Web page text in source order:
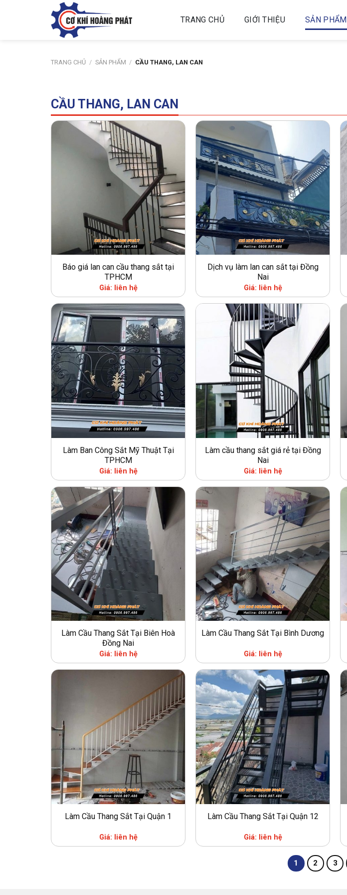
TRANG CHỦ GIỚI THIỆU SẢN PHẨM
TRANG CHỦ / SẢN PHẨM / CẦU THANG, LAN CAN
CẦU THANG, LAN CAN
Báo giá lan can cầu thang sắt tại
TPHCM
Giá: liên hệ
Dịch vụ làm lan can sắt tại Đồng
Nai
Giá: liên hệ
Làm Ban Công Sắt Mỹ Thuật Tại
TPHCM
Giá: liên hệ
Làm cầu thang sắt giá rẻ tại Đồng
Nai
Giá: liên hệ
Làm Cầu Thang Sắt Tại Biên Hoà
Đồng Nai
Giá: liên hệ
Làm Cầu Thang Sắt Tại Bình Dương
Giá: liên hệ
Làm Cầu Thang Sắt Tại Quận 1
Giá: liên hệ
Làm Cầu Thang Sắt Tại Quận 12
Giá: liên hệ
1 2 3